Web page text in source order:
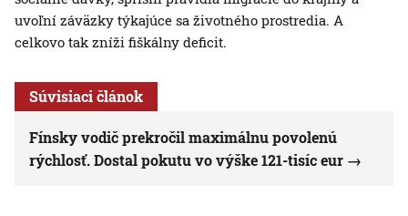
uvoľní záväzky týkajúce sa životného prostredia. A
celkovo tak zníži fiškálny deficit.
Súvisiaci článok
Fínsky vodič prekročil maximálnu povolenú
rýchlosť. Dostal pokutu vo výške 121-tisíc eur